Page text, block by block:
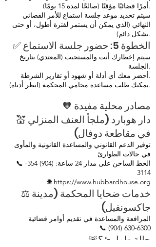
أمرًا قضائيًا مؤقتًا (صالحًا لمدة 15 يومًا).
سيتم تحديد موعد جلسة استماع للأمر القضائي
النهائي (الذي يمكن أن يستمر لفترة أطول، أو حتى
بشكل دائم).
✅ الخطوة 5: حضور جلسة الاستماع
سيتم إخطارك أنت والمستجيب (المعتدي) بتاريخ
الجلسة.
أحضر معك أي أدلة أو شهود أو تقارير الشرطة.
يمكنك طلب مساعدة محامي المحكمة (انظر أدناه).
🧡 مصادر محلية مفيدة
💒 دار هوبارد (ملجأ العنف المنزلي
في مقاطعة دوفال)
توفير الدعم القانوني والمساعدة القانونية والمأوى
في حالات الطوارئ
📞 الخط الساخن على مدار 24 ساعة:
(904) 354-
3114
🌐 https://www.hubbardhouse.org
⚖️ خدمات ضحايا المحكمة (مدينة
جاكسونفيل)
المرافعة والمساعدة في تقديم أوامر قضائية
📞 (904) 630-6300
🚨حالة طوارئ؟